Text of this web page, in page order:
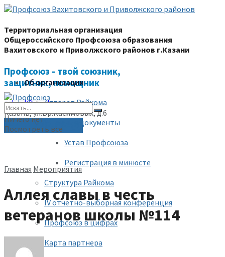
Территориальная организация
Общероссийского Профсоюза образования
Вахитовского и Приволжского районов г.Казани
Профсоюз - твой союзник,
защитник, помощник
prk-ed@yandex.ru
Казань, ул.Бр.Касимовых, д.6
(843) 228-68-80
Об организации
Аппарат Райкома
Уставные документы
Устав Профсоюза
Регистрация в минюсте
Структура Райкома
IV отчетно-выборная конференция
Профсоюз в цифрах
Карта партнера
Ничего нет
Посмотреть все
Главная Мероприятия
Аллея славы в честь
ветеранов школы №114